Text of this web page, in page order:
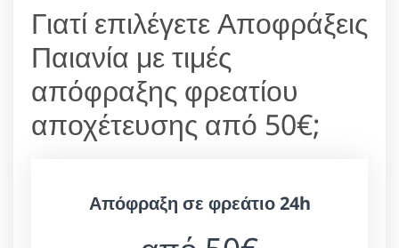
Γιατί επιλέγετε Αποφράξεις
Παιανία με τιμές
απόφραξης φρεατίου
αποχέτευσης από 50€;
Απόφραξη σε φρεάτιο 24h